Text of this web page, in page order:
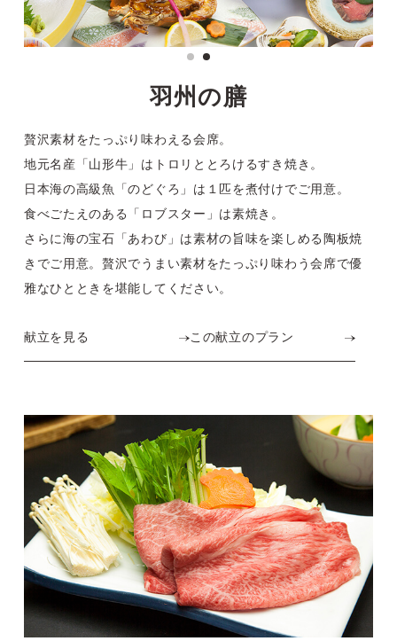
羽州の膳
贅沢素材をたっぷり味わえる会席。
地元名産「山形牛」はトロリととろけるすき焼き。
日本海の高級魚「のどぐろ」は１匹を煮付けでご用意。
食べごたえのある「ロブスター」は素焼き。
さらに海の宝石「あわび」は素材の旨味を楽しめる陶板焼
きでご用意。贅沢でうまい素材をたっぷり味わう会席で優
雅なひとときを堪能してください。
献立を見る この献立のプラン